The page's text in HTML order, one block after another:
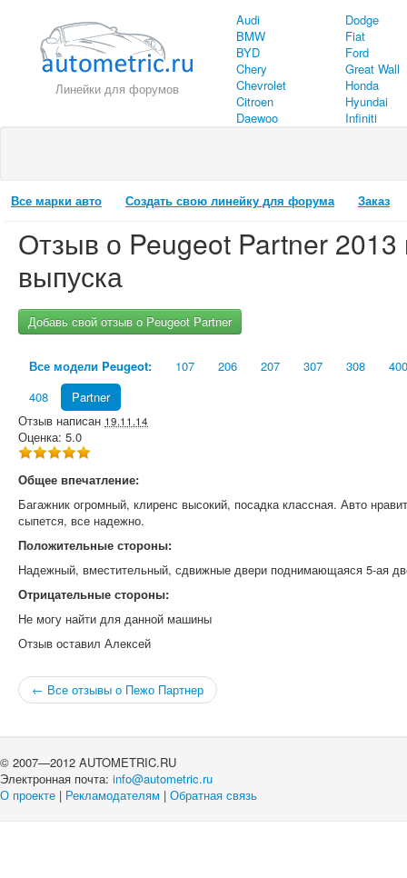
Линейки для форумов
Audi
BMW
BYD
Chery
Chevrolet
Citroen
Daewoo
Dodge
Fiat
Ford
Great Wall
Honda
Hyundai
Infiniti
Все марки авто Создать свою линейку для форума Заказ
Отзыв о Peugeot Partner 2013
выпуска
Добавь свой отзыв о Peugeot Partner
Все модели Peugeot: 107 206 207 307 308
408
Partner
Отзыв написан 19.11.14
Оценка: 5.0
Общее впечатление:
Багажник огромный, клиренс высокий, посадка классная. Авто
сыпется, все надежно.
Положительные стороны:
Надежный, вместительный, сдвижные двери поднимающаяся 5-ая
Отрицательные стороны:
Не могу найти для данной машины
Отзыв оставил Алексей
← Все отзывы о Пежо Партнер
© 2007—2012 AUTOMETRIC.RU
Электронная почта: info@autometric.ru
О проекте | Рекламодателям | Обратная связь